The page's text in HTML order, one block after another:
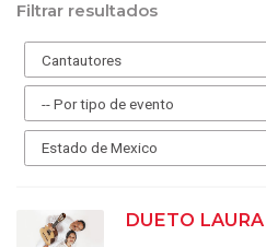
Filtrar resultados
DUETO